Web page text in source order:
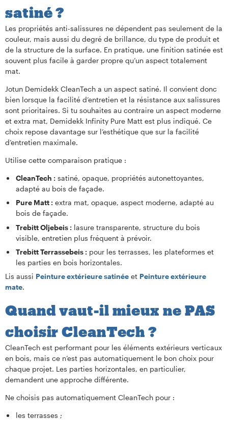
satiné ?
Les propriétés anti-salissures ne dépendent pas seulement de la
couleur, mais aussi du degré de brillance, du type de produit et
de la structure de la surface. En pratique, une finition satinée est
souvent plus facile à garder propre qu’un aspect totalement
mat.
Jotun Demidekk CleanTech a un aspect satiné. Il convient donc
bien lorsque la facilité d’entretien et la résistance aux salissures
sont prioritaires. Si tu souhaites au contraire un aspect moderne
et extra mat, Demidekk Infinity Pure Matt est plus indiqué. Ce
choix repose davantage sur l’esthétique que sur la facilité
d’entretien maximale.
Utilise cette comparaison pratique :
CleanTech :satiné, opaque, propriétés autonettoyantes,
adapté au bois de façade.
Pure Matt :extra mat, opaque, aspect moderne, adapté au
bois de façade.
Trebitt Oljebeis :lasure transparente, structure du bois
visible, entretien plus fréquent à prévoir.
Trebitt Terrassebeis :pour les terrasses, les plateformes et
les parties en bois horizontales.
Lis aussi Peinture extérieure satinée et Peinture extérieure
mate.
Quand vaut-il mieux ne PAS
choisir CleanTech ?
CleanTech est performant pour les éléments extérieurs verticaux
en bois, mais ce n’est pas automatiquement le bon choix pour
chaque projet. Les parties horizontales, en particulier,
demandent une approche différente.
Ne choisis pas automatiquement CleanTech pour :
les terrasses ;